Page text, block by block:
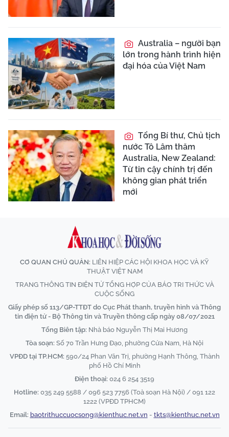
Australia – người bạn
lớn trong hành trình hiện
đại hóa của Việt Nam
Tổng Bí thư, Chủ tịch
nước Tô Lâm thăm
Australia, New Zealand:
Từ tin cậy chính trị đến
không gian phát triển
mới
CƠ QUAN CHỦ QUẢN: LIÊN HIỆP CÁC HỘI KHOA HỌC VÀ KỸ
THUẬT VIỆT NAM
TRANG THÔNG TIN ĐIỆN TỬ TỔNG HỢP CỦA BÁO TRI THỨC VÀ
CUỘC SỐNG
Giấy phép số 113/GP-TTĐT do Cục Phát thanh, truyền hình và Thông
tin điện tử - Bộ Thông tin và Truyền thông cấp ngày 08/07/2021
Tổng Biên tập: Nhà báo Nguyễn Thị Mai Hương
Tòa soạn: Số 70 Trần Hưng Đạo, phường Cửa Nam, Hà Nội
VPĐD tại TP.HCM: 590/24 Phan Văn Trị, phường Hạnh Thông, Thành
phố Hồ Chí Minh
Điện thoại: 024 6 254 3519
Hotline: 035 249 5588 / 096 523 7756 (Toà soạn Hà Nội) / 091 122
1222 (VPĐD TPHCM)
Email: baotrithuccuocsong@kienthuc.net.vn - tkts@kienthuc.net.vn